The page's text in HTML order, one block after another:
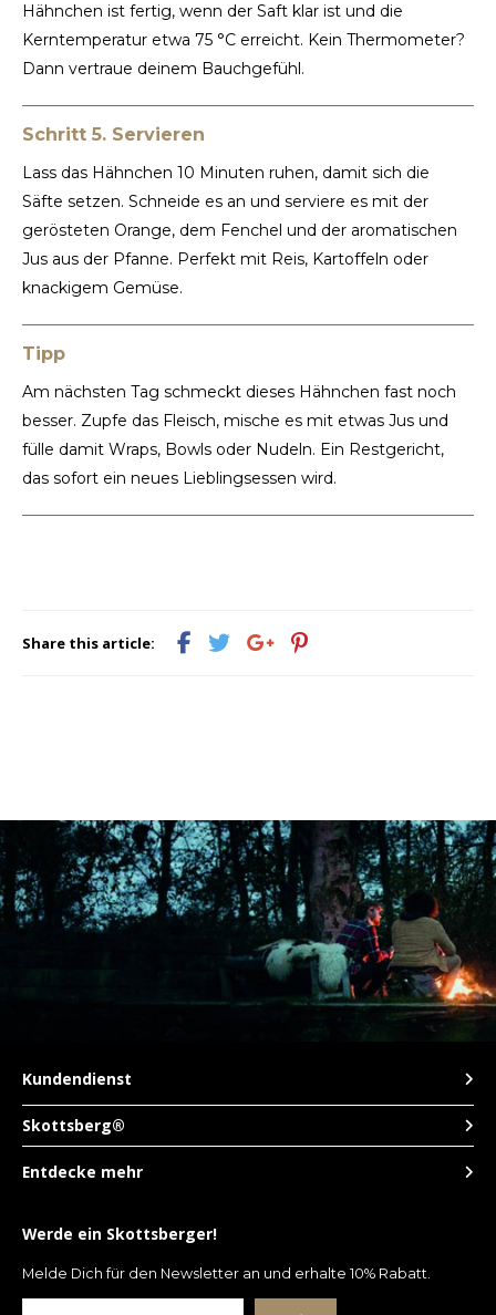
Hähnchen ist fertig, wenn der Saft klar ist und die
Kerntemperatur etwa 75 °C erreicht. Kein Thermometer?
Dann vertraue deinem Bauchgefühl.
Schritt 5. Servieren
Lass das Hähnchen 10 Minuten ruhen, damit sich die
Säfte setzen. Schneide es an und serviere es mit der
gerösteten Orange, dem Fenchel und der aromatischen
Jus aus der Pfanne. Perfekt mit Reis, Kartoffeln oder
knackigem Gemüse.
Tipp
Am nächsten Tag schmeckt dieses Hähnchen fast noch
besser. Zupfe das Fleisch, mische es mit etwas Jus und
fülle damit Wraps, Bowls oder Nudeln. Ein Restgericht,
das sofort ein neues Lieblingsessen wird.
Share this article:
Skottsberg®
Kundendienst
Entdecke mehr
Werde ein Skottsberger!
Melde Dich für den Newsletter an und erhalte 10% Rabatt.